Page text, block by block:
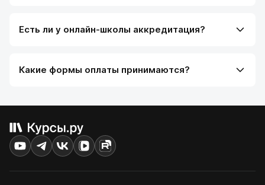
Есть ли у онлайн-школы аккредитация?
Какие формы оплаты принимаются?